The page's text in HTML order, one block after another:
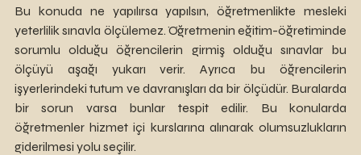
Bu konuda ne yapılırsa yapılsın, öğretmenlikte mesleki
yeterlilik sınavla ölçülemez. Öğretmenin eğitim-öğretiminde
sorumlu olduğu öğrencilerin girmiş olduğu sınavlar bu
ölçüyü aşağı yukarı verir. Ayrıca bu öğrencilerin
işyerlerindeki tutum ve davranışları da bir ölçüdür. Buralarda
bir sorun varsa bunlar tespit edilir. Bu konularda
öğretmenler hizmet içi kurslarına alınarak olumsuzlukların
giderilmesi yolu seçilir.